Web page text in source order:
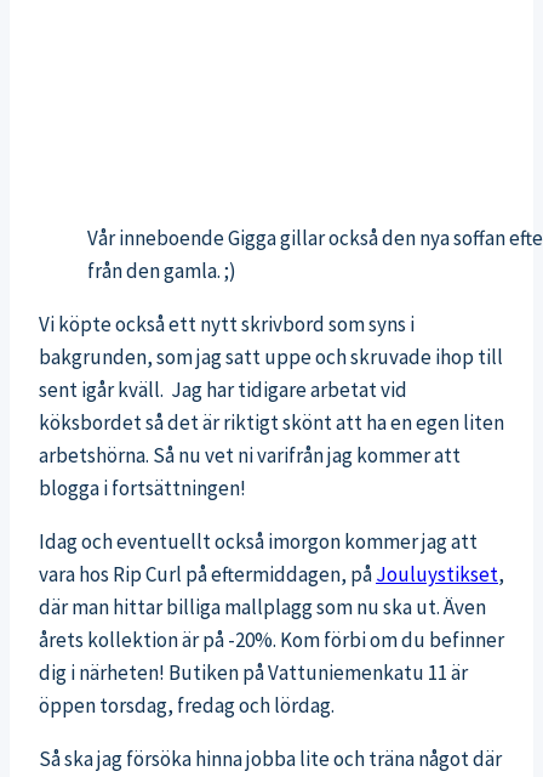
Vår inneboende Gigga gillar också den nya soffan
från den gamla. ;)
Vi köpte också ett nytt skrivbord som syns i
bakgrunden, som jag satt uppe och skruvade ihop till
sent igår kväll. Jag har tidigare arbetat vid
köksbordet så det är riktigt skönt att ha en egen liten
arbetshörna. Så nu vet ni varifrån jag kommer att
blogga i fortsättningen!
Idag och eventuellt också imorgon kommer jag att
vara hos Rip Curl på eftermiddagen, påJouluystikset,
där man hittar billiga mallplagg som nu ska ut. Även
årets kollektion är på -20%. Kom förbi om du befinner
dig i närheten! Butiken på Vattuniemenkatu 11 är
öppen torsdag, fredag och lördag.
Så ska jag försöka hinna jobba lite och träna något där